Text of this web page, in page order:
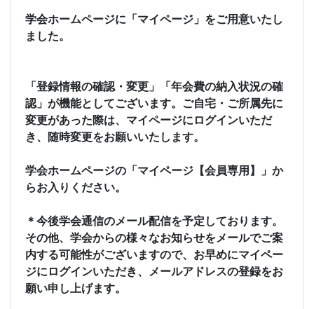
学会ホームページに「マイページ」をご用意いたし
ました。
「登録情報の確認・変更 」「年会費の納入状況の確
認」が機能としてございます。ご自宅・ ご所属先に
変更があった際は、マイページにログインいただ
き、 随時変更をお願いいたし ます。
学会ホームページの「マイページ【会員専用】」か
らお入りください。
＊ 今後学会通信のメール配信を予定しております。
その他、 学会からの様々なお知らせをメールでご案
内する可能性がございますので、 お早めにマイペー
ジにログインいただき、
メールアドレスの登録をお
願い申し上げます。